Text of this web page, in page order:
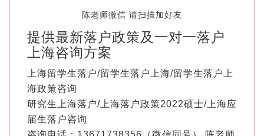
陈老师微信 请扫描加好友
提供最新落户政策及一对一落户
上海咨询方案
上海留学生落户/留学生落户上海/留学生落户上
海政策咨询
研究生上海落户/上海落户政策2022硕士/上海应
届生落户咨询